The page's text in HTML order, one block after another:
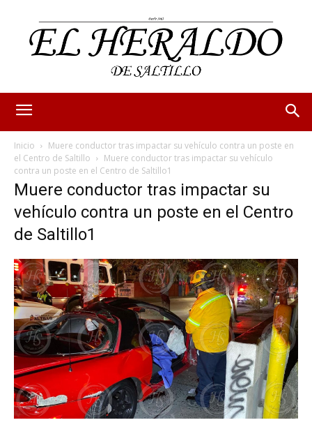
Inicio
Muere conductor tras impactar su vehículo contra un poste en
el Centro de Saltillo
Muere conductor tras impactar su vehículo
contra un poste en el Centro de Saltillo1
Muere conductor tras impactar su
vehículo contra un poste en el Centro
de Saltillo1